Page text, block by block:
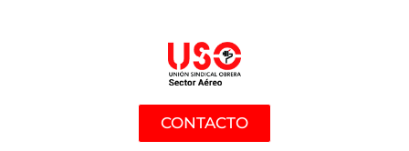
CONTACTO